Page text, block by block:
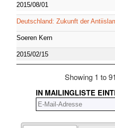
2015/08/01
Deutschland: Zukunft der
Soeren Kern
2015/02/15
Showing 1 to
IN MAILINGLISTE